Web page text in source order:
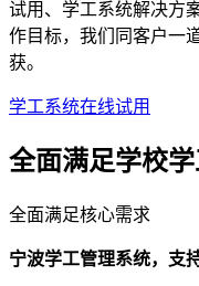
试用、学工系统解决方
作目标，我们同客户一
获。
学工系统在线试用
全面满足学校
全面满足核心需求
宁波学工管理系统，支